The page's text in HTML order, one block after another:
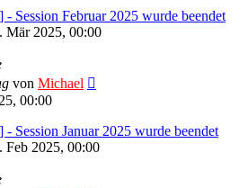
- Session Februar 2025 wurde beendet
Mär 2025, 00:00
von Michael
00:00
Session Januar 2025 wurde beendet
Feb 2025, 00:00